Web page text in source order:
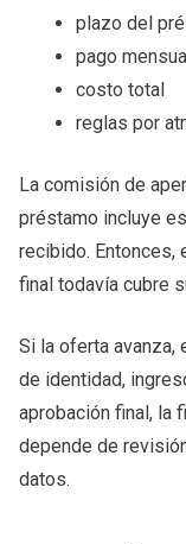
plazo del
pago mensual
costo total
reglas por
La comisión de
préstamo incluye
recibido. Entonces,
final todavía cubre
Si la oferta
de identidad,
aprobación final, la
depende de
datos.